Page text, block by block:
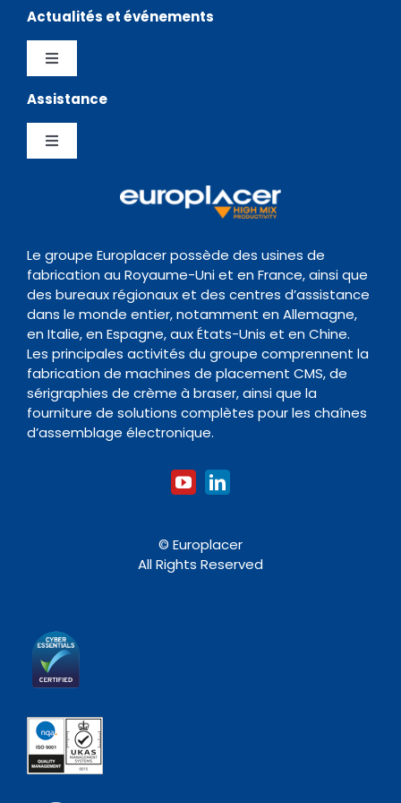
Logiciels
Chargeurs
Four de Refusion
Nettoyage
Accessoires
Distributeurs
Contact
Actualités et événements
Toggle
Navigation
Testimonials
News Hub
Assistance
Toggle
Centre de Support
Documentation
Organisme de formation
Le groupe Europlacer possède des usines de
fabrication au Royaume-Uni et en France, ainsi que
des bureaux régionaux et des centres d’assistance
dans le monde entier, notamment en Allemagne,
en Italie, en Espagne, aux États-Unis et en Chine.
Les principales activités du groupe comprennent la
fabrication de machines de placement CMS, de
sérigraphies de crème à braser, ainsi que la
fourniture de solutions complètes pour les chaînes
d’assemblage électronique.
© Europlacer
All Rights Reserved